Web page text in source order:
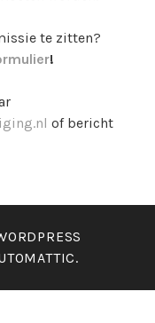
te zitten?
!
of bericht
.